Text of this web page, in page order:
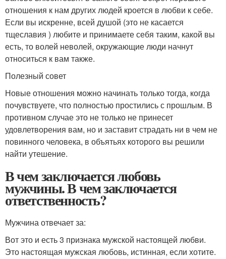
отношения к нам других людей кроется в любви к себе.
Если вы искренне, всей душой (это не касается
тщеславия ) любите и принимаете себя таким, какой вы
есть, то волей неволей, окружающие люди начнут
относиться к вам также.
Полезный совет
Новые отношения можно начинать только тогда, когда
почувствуете, что полностью простились с прошлым. В
противном случае это не только не принесет
удовлетворения вам, но и заставит страдать ни в чем не
повинного человека, в объятьях которого вы решили
найти утешение.
В чем заключается любовь
мужчины. В чем заключается
ответственность?
Мужчина отвечает за:
Вот это и есть 3 признака мужской настоящей любви.
Это настоящая мужская любовь, истинная, если хотите.